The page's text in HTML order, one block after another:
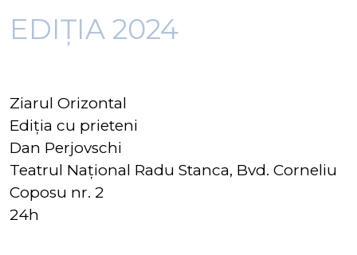
EDIȚIA 2024
Ziarul Orizontal
Ediția cu prieteni
Dan Perjovschi
Teatrul Național Radu Stanca, Bvd. Corneliu
Coposu nr. 2
24h